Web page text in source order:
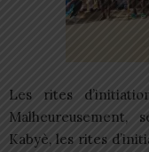
Les rites
Malheureusement,
Kabyè, les rites